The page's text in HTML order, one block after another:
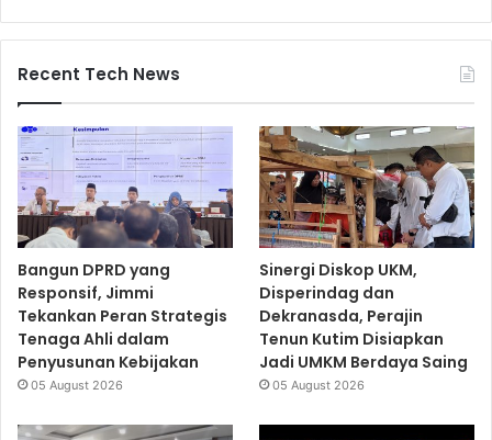
Recent Tech News
Bangun DPRD yang
Responsif, Jimmi
Tekankan Peran Strategis
Tenaga Ahli dalam
Penyusunan Kebijakan
05 August 2026
Sinergi Diskop UKM,
Disperindag dan
Dekranasda, Perajin
Tenun Kutim Disiapkan
Jadi UMKM Berdaya Saing
05 August 2026